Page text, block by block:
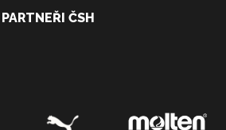
PARTNEŘI ČSH